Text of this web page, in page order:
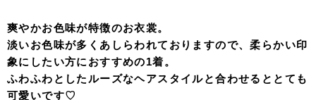
爽やかお色味が特徴のお衣裳。
淡いお色味が多くあしらわれておりますので、柔らかい印
象にしたい方におすすめの1着。
ふわふわとしたルーズなヘアスタイルと合わせるととても
可愛いです♡